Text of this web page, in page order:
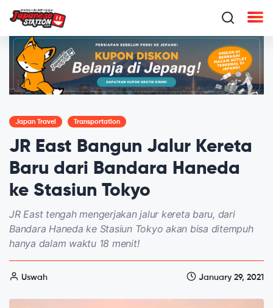
Japan Travel Transportation
JR East Bangun Jalur Kereta
Baru dari Bandara Haneda
ke Stasiun Tokyo
JR East tengah mengerjakan jalur kereta baru, dari
Bandara Haneda ke Stasiun Tokyo akan bisa ditempuh
hanya dalam waktu 18 menit!
Uswah January 29, 2021